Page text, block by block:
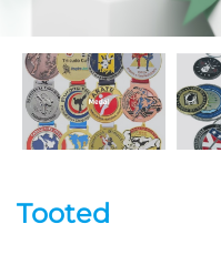
Tooted